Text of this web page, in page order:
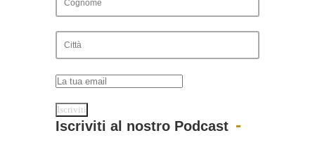
Iscriviti al nostro Podcast